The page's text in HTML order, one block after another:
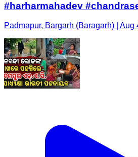
#harharmahadev
Padmapur, Bargarh (Baragarh) | Aug